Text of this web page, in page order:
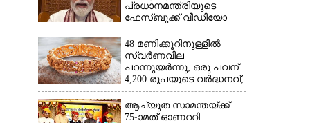
പ്രധാനമന്ത്രിയുടെ
ഫേസ്‌ബുക്ക് വീഡിയോ
നീക്കം ചെയ്തതിൽ
ക്ഷമാപണം
48 മണിക്കൂറിനുള്ളിൽ
സ്വർണവില
പറന്നുയർന്നു; ഒരു പവന്
4,200 രൂപയുടെ വർദ്ധനവ്,
വിവാഹ സീസണിൽ
കനത്ത തിരിച്ചടി
ആച്യുത സാമന്തയ്ക്ക്
75-ാമത് ഓണററി
×